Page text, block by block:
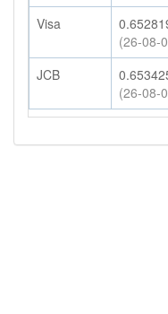
Visa
(26-08-
JCB
(26-08-